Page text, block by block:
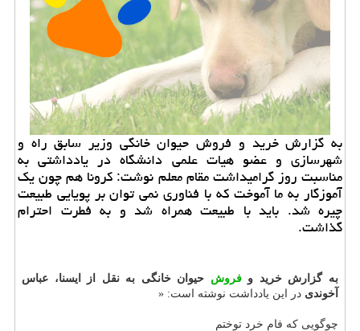
به گزارش خرید و فروش حیوان خانگی وزیر سابق راه و
شهرسازی و عضو هیات علمی دانشگاه در یادداشتی به
مناسبت روز گرامیداشت مقام معلم نوشت: كرونا هم چون یك
آموزگار به ما آموخت كه با فناوری نمی توان بر پویایی طبیعت
چیره شد. باید با طبیعت همراه شد و به فطرت احترام
گذاشت.
به گزارش خرید وفروش حیوان خانگی به نقل از ایسنا، عباس
آخوندی در این یادداشت نوشته است: «
چوگویی که فام خرد توختم